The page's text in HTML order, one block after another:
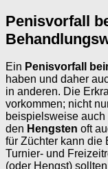
Penisvorfall
Ein Penisvorfall
haben und daher
in anderen. Die
vorkommen; nicht
beispielsweise
den Hengsten oft
für Züchter kann die
Turnier- und
(oder Hengst)